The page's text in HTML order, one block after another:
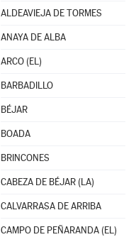
ALDEAVIEJA DE TORMES
ANAYA DE ALBA
ARCO (EL)
BARBADILLO
BÉJAR
BOADA
BRINCONES
CABEZA DE BÉJAR (LA)
CALVARRASA DE ARRIBA
CAMPO DE PEÑARANDA (EL)